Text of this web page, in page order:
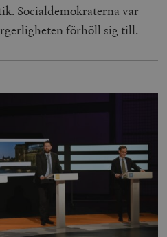
Socialdemokraterna var
förhöll sig till.